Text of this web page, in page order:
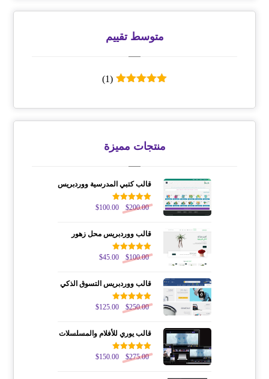
متوسط ​​تقييم
(1)
منتجات مميزة
قالب كتبي المدرسية ووردبريس
تم التقييم
من 5
$200.00
$100.00
قالب ووردبريس محل زهور
تم التقييم
من 5
$100.00
$45.00
قالب ووردبريس التسوق الذكي
تم التقييم
من 5
$250.00
$125.00
قالب يوري للأفلام والمسلسلات
تم التقييم
من 5
$275.00
$150.00